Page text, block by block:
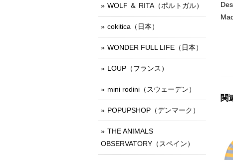
関
WOLF ＆ RITA（ポルトガル）
cokitica（日本）
WONDER FULL LIFE（日本）
LOUP（フランス）
mini rodini（スウェーデン）
POPUPSHOP（デンマーク）
THE ANIMALS
OBSERVATORY（スペイン）